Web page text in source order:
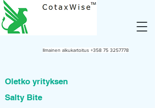
Ilmainen alkukartoitus +358 75 3257778
Oletko yrityksen
Salty Bite